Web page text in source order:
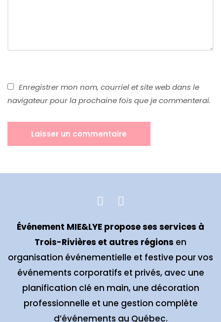
Enregistrer mon nom, courriel et site web dans le
navigateur pour la prochaine fois que je commenterai.
Événement MIE&LYE propose ses services à
Trois-Rivières et autres régions en
organisation événementielle et festive pour vos
événements corporatifs et privés, avec une
planification clé en main, une décoration
professionnelle et une gestion complète
d’événements au Québec.